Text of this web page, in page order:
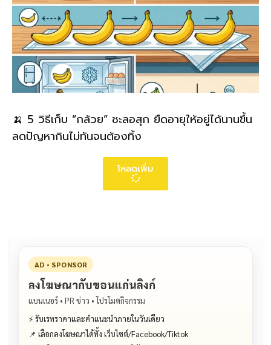
🍌 5 วิธีเก็บ “กล้วย” ชะลอสุก ยืดอายุให้อยู่ได้นานขึ้น
ลดปัญหากินไม่ทันจนต้องทิ้ง
โหลดเพิ่ม
AD • SPONSOR
ลงโฆษณากับขอนแก่นลิงก์
แบนเนอร์ • PR ข่าว • โปรโมตกิจกรรม
⚡ รับเรทราคาและคำแนะนำภายในวันเดียว
📌 เลือกลงโฆษณาได้ทั้ง เว็บไซต์/Facebook/Tiktok